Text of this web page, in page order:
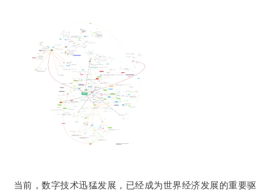
当前，数字技术迅猛发展，已经成为世界经济发展的重要驱